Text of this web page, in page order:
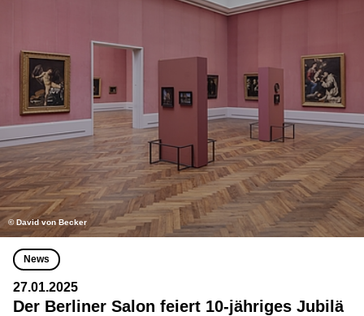
© David von Becker
News
27.01.2025
Der Berliner Salon feiert 10-jähriges Jubilä